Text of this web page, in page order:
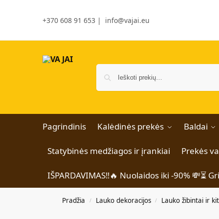
+370 608 91 653 | info@vajai.eu
Pagrindinis Kalėdinės prekės Baldai
Statybinės medžiagos ir įrankiai Prekės
IŠPARDAVIMAS‼️🔥 Nuolaidos iki -90% 💸⏳
Pradžia / Lauko dekoracijos / Lauko žibintai ir